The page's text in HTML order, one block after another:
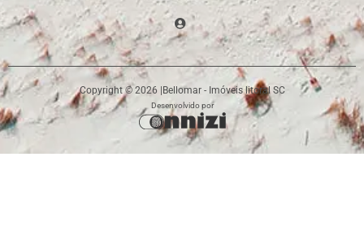
Copyright © 2026 | Bellomar - Imóveis litoral SC
Desenvolvido por